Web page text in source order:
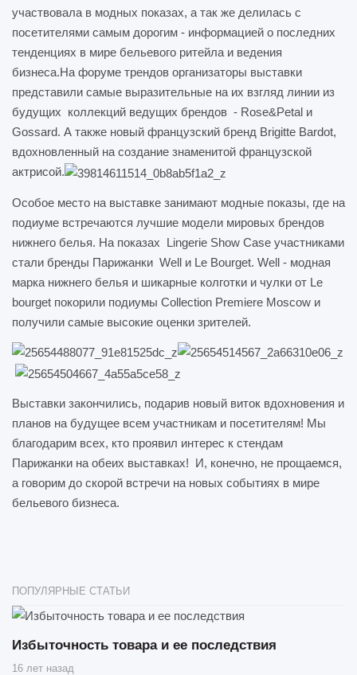
участвовала в модных показах, а так же делилась с
посетителями самым дорогим - информацией о последних
тенденциях в мире бельевого ритейла и ведения
бизнеса.На форуме трендов организаторы выставки
представили самые выразительные на их взгляд линии из
будущих коллекций ведущих брендов - Rose&Petal и
Gossard. А также новый французский бренд Brigitte Bardot,
вдохновленный на создание знаменитой французской
актрисой.
Особое место на выставке занимают модные показы, где на
подиуме встречаются лучшие модели мировых брендов
нижнего белья. На показах Lingerie Show Case участниками
стали бренды Парижанки Well и Le Bourget. Well - модная
марка нижнего белья и шикарные колготки и чулки от Le
bourget покорили подиумы Collection Premiere Moscow и
получили самые высокие оценки зрителей.
Выставки закончились, подарив новый виток вдохновения и
планов на будущее всем участникам и посетителям! Мы
благодарим всех, кто проявил интерес к стендам
Парижанки на обеих выставках! И, конечно, не прощаемся,
а говорим до скорой встречи на новых событиях в мире
бельевого бизнеса.
ПОПУЛЯРНЫЕ СТАТЬИ
Избыточность товара и ее последствия
16 лет назад